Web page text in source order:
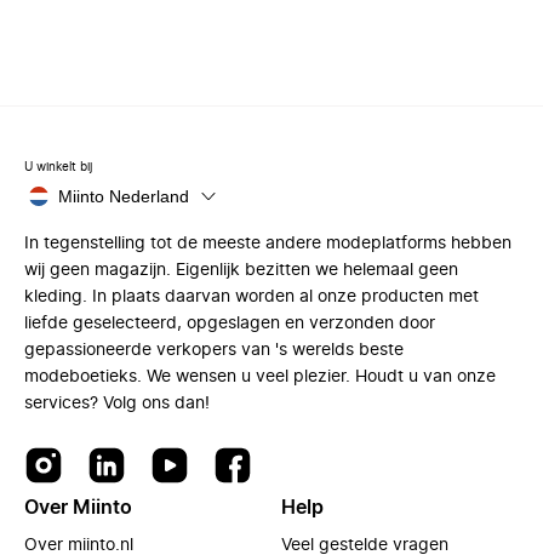
U winkelt bij
Miinto Nederland
In tegenstelling tot de meeste andere modeplatforms hebben
wij geen magazijn. Eigenlijk bezitten we helemaal geen
kleding. In plaats daarvan worden al onze producten met
liefde geselecteerd, opgeslagen en verzonden door
gepassioneerde verkopers van 's werelds beste
modeboetieks. We wensen u veel plezier. Houdt u van onze
services? Volg ons dan!
Over Miinto
Over miinto.nl
Help
Veel gestelde vragen